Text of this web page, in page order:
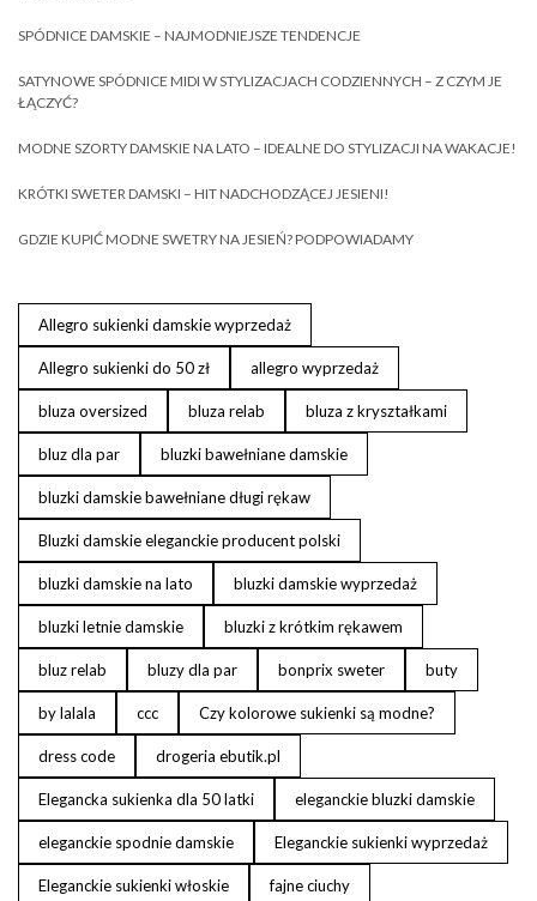
SPÓDNICE DAMSKIE – NAJMODNIEJSZE TENDENCJE
SATYNOWE SPÓDNICE MIDI W STYLIZACJACH CODZIENNYCH – Z CZYM JE
ŁĄCZYĆ?
MODNE SZORTY DAMSKIE NA LATO – IDEALNE DO STYLIZACJI NA WAKACJE!
KRÓTKI SWETER DAMSKI – HIT NADCHODZĄCEJ JESIENI!
GDZIE KUPIĆ MODNE SWETRY NA JESIEŃ? PODPOWIADAMY
Allegro sukienki damskie wyprzedaż
Allegro sukienki do 50 zł allegro wyprzedaż
bluza oversized bluza relab bluza z kryształkami
bluz dla par bluzki bawełniane damskie
bluzki damskie bawełniane długi rękaw
Bluzki damskie eleganckie producent polski
bluzki damskie na lato bluzki damskie wyprzedaż
bluzki letnie damskie bluzki z krótkim rękawem
bluz relab bluzy dla par bonprix sweter buty
by lalala ccc Czy kolorowe sukienki są modne?
dress code drogeria ebutik.pl
Elegancka sukienka dla 50 latki eleganckie bluzki damskie
eleganckie spodnie damskie Eleganckie sukienki wyprzedaż
Eleganckie sukienki włoskie fajne ciuchy